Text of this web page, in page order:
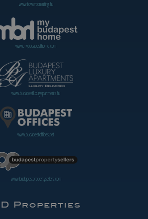
www.towerconsulting.hu
www.mybudapesthome.com
www.budapestluxuryapartments.hu
www.budapestoffices.net
www.budapestpropertysellers.com